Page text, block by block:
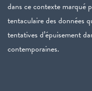
dans ce contexte marqué
tentaculaire des données
tentatives d’épuisement
contemporaines.